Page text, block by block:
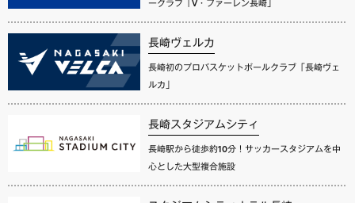
長崎ヴェルカ
長崎初のプロバスケットボールクラブ「長崎ヴェ
ルカ」
長崎スタジアムシティ
長崎駅から徒歩約10分！サッカースタジアムを中
心とした大型複合施設